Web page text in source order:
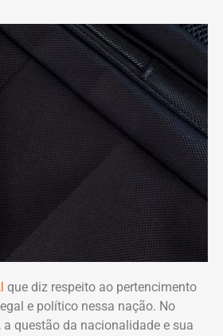
que diz respeito ao pertencimento
e político nessa nação. No
, a questão da nacionalidade e sua